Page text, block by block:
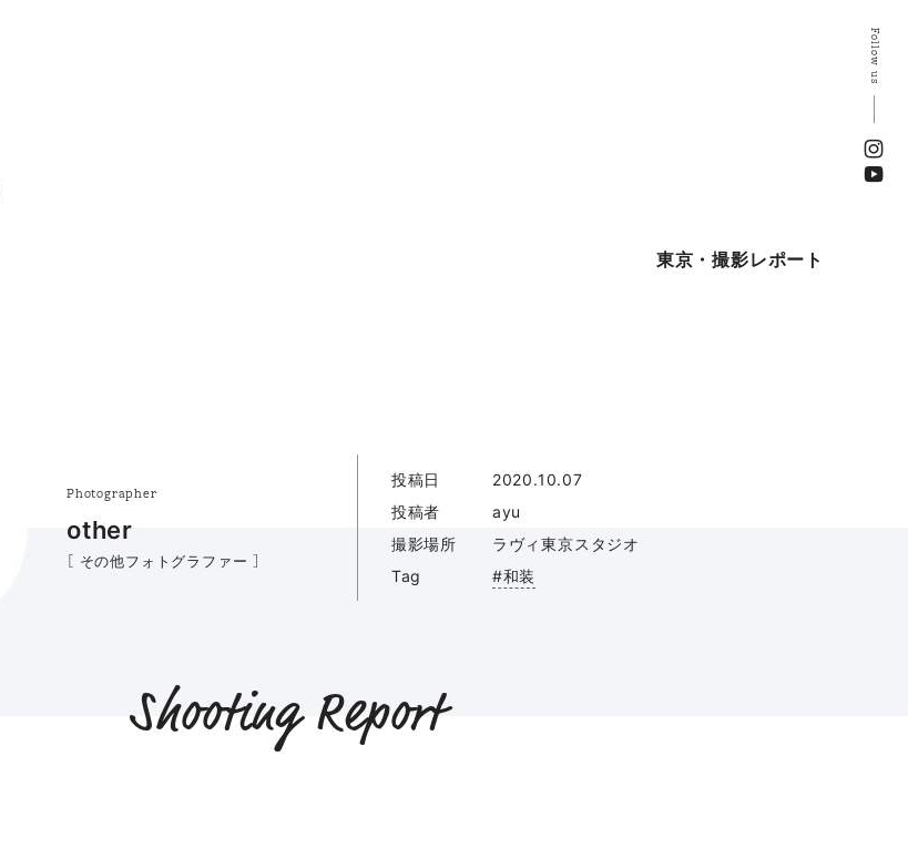
東京・撮影レポート
Follow us
Photographer
other
［ その他フォトグラファー ］
投稿日
2020.10.07
投稿者
ayu
撮影場所
ラヴィ東京スタジオ
Tag
#和装
Shooting Report